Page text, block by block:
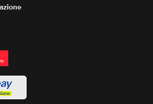
prodotto stesso a fondo pagina in
lavorazioni extra.
(NON OBBLIGATORI) Su questo
fare i pezzi speciali su misura,
e terminali con lo stesso